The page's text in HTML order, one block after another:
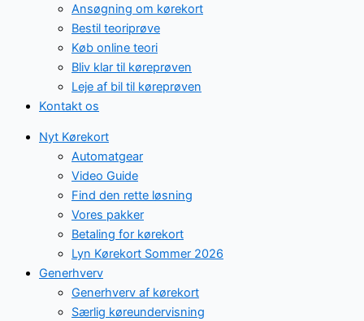
Ansøgning om kørekort
Bestil teoriprøve
Køb online teori
Bliv klar til køreprøven
Leje af bil til køreprøven
Kontakt os
Nyt Kørekort
Automatgear
Video Guide
Find den rette løsning
Vores pakker
Betaling for kørekort
Lyn Kørekort Sommer 2026
Generhverv
Generhverv af kørekort
Særlig køreundervisning